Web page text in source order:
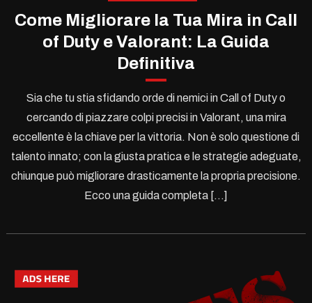
Come Migliorare la Tua Mira in Call
of Duty e Valorant: La Guida
Definitiva
Sia che tu stia sfidando orde di nemici in Call of Duty o
cercando di piazzare colpi precisi in Valorant, una mira
eccellente è la chiave per la vittoria. Non è solo questione di
talento innato; con la giusta pratica e le strategie adeguate,
chiunque può migliorare drasticamente la propria precisione.
Ecco una guida completa […]